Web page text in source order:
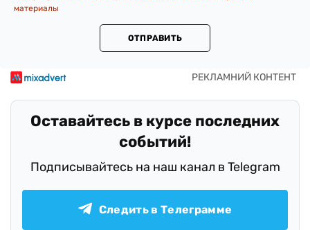
материалы
ОТПРАВИТЬ
Оставайтесь в курсе последних
событий!
Подписывайтесь на наш канал в Telegram
Следить в Телеграмме